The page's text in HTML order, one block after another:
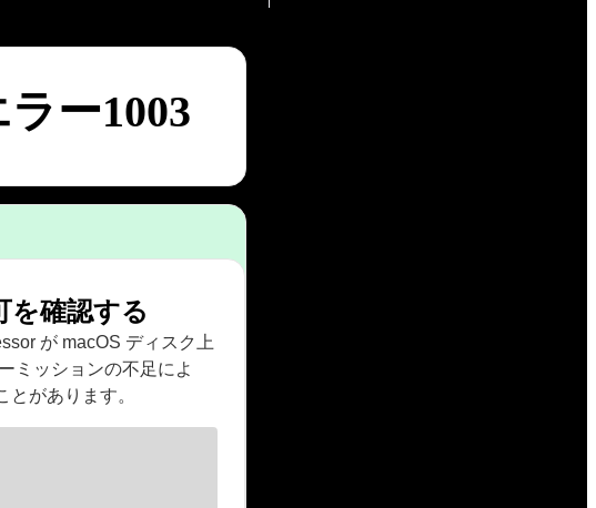
ー1003
確認する
が macOS ディスク上
ミッションの不足によ
があります。